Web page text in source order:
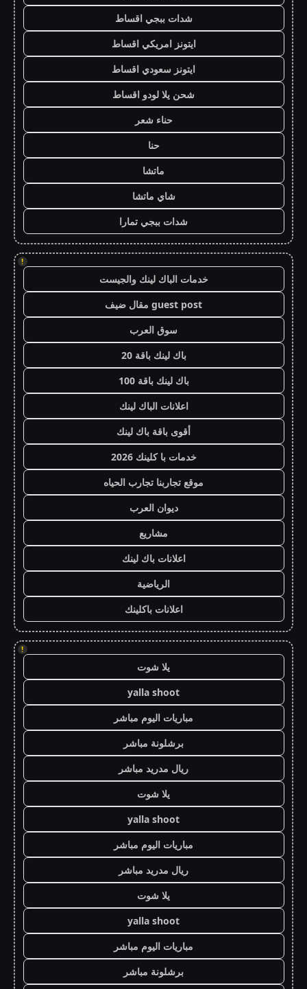
شدات ببجي اقساط
ايتونز امريكي اقساط
ايتونز سعودي اقساط
شحن يلا لودو اقساط
حناء شعر
حنا
ماتشا
شاي ماتشا
شدات ببجي تمارا
!
خدمات الباك لينك والجيست
guest post مقال ضيف
سوق العرب
باك لينك باقة 20
باك لينك باقة 100
اعلانات الباك لينك
أقوى باقة باك لينك
خدمات با كلينك 2026
موقع تجاربنا تجارب الحياه
ديوان العرب
مشاريع
اعلانات باك لينك
الرياضية
اعلانات باكلينك
!
يلا شوت
yalla shoot
مباريات اليوم مباشر
برشلونة مباشر
ريال مدريد مباشر
يلا شوت
yalla shoot
مباريات اليوم مباشر
ريال مدريد مباشر
يلا شوت
yalla shoot
مباريات اليوم مباشر
برشلونة مباشر